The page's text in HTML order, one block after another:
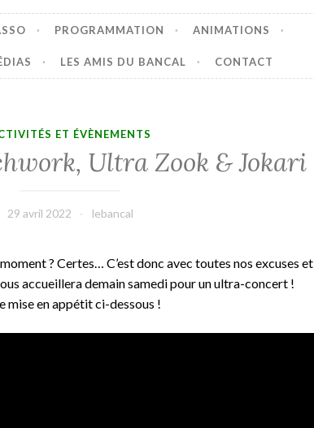
PROGRAMMATION ANIMATIONS
LES AMIS DU BANCAL CONTACT
ET ÉVÈNEMENTS
Ultra Zook & Jokari
29 avril 2022 lebancal
? Certes… C’est donc avec toutes nos excuses et
accueillera demain samedi pour un ultra-concert !
mise en appétit ci-dessous !